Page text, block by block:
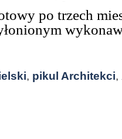
po trzech
, pikul Architekci,